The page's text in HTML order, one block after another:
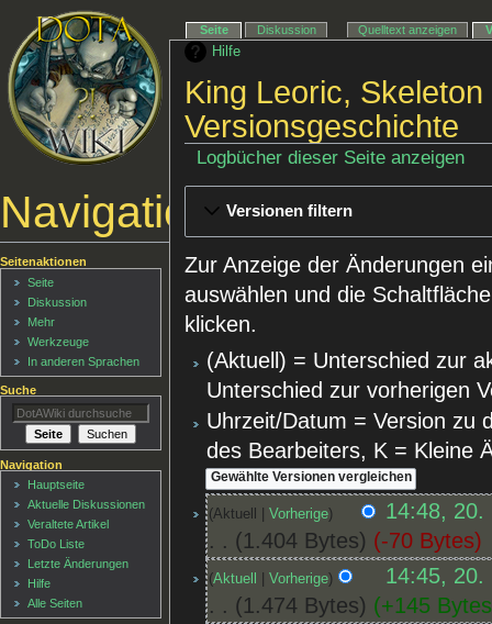
Hilfe
King Leoric,
Versionsgeschichte
Logbücher dieser Seite anzeigen
Versionen filtern
Zur Anzeige der Änderungen
auswählen und die
klicken.
(Aktuell) = Unterschied zur
Unterschied zur vorherigen
Uhrzeit/Datum = Version zu
des Bearbeiters, K = Kleine
Aktuell Vorherige
14:48, 20.
1.404 Bytes
-70 Bytes
Aktuell Vorherige
14:45, 20.
1.474 Bytes
+145 Bytes
Navigationsmenü
Seite Diskussion Quelltext anzeigen
Seitenaktionen
Seite
Diskussion
Mehr
Werkzeuge
In anderen Sprachen
Suche
Navigation
Hauptseite
Aktuelle Diskussionen
Veraltete Artikel
ToDo Liste
Letzte Änderungen
Hilfe
Alle Seiten